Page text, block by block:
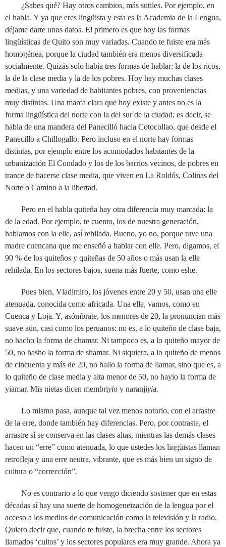
¿Sabes qué? Hay otros cambios, más sutiles. Por ejemplo, en
el habla. Y ya que eres lingüista y esta es la Academia de la Lengua,
déjame darte unos datos. El primero es que hoy las formas
lingüísticas de Quito son muy variadas. Cuando te fuiste era más
homogénea, porque la ciudad también era menos diversificada
socialmente. Quizás solo había tres formas de hablar: la de los ricos,
la de la clase media y la de los pobres. Hoy hay muchas clases
medias, y una variedad de habitantes pobres, con proveniencias
muy distintas. Una marca clara que hoy existe y antes no es la
forma lingüística del norte con la del sur de la ciudad; es decir, se
habla de una mandera del Panecilló hacia Cotocollao, que desde el
Panecillo a Chillogallo. Pero incluso en el norte hay formas
distintas, por ejemplo entre los acomodados habitantes de la
urbanización El Condado y los de los barrios vecinos, de pobres en
trance de hacerse clase media, que viven en La Roldós, Colinas del
Norte o Camino a la libertad.
Pero en el habla quiteña hay otra diferencia muy marcada: la
de la edad. Por ejemplo, te cuento, los de nuestra generación,
hablamos con la elle, así rehilada. Bueno, yo no, porque tuve una
madre cuencana que me enseñó a hablar con elle. Pero, digamos, el
90 % de los quiteños y quiteñas de 50 años o más usan la elle
rehilada. En los sectores bajos, suena más fuerte, como eshe.
Pues bien, Vladimiro, los jóvenes entre 20 y 50, usan una elle
atenuada, conocida como africada. Una elle, vamos, como en
Cuenca y Loja. Y, asómbrate, los menores de 20, la pronuncian más
suave aún, casi como los peruanos: no es, a lo quiteño de clase baja,
no hacho la forma de chamar. Ni tampoco es, a lo quiteño mayor de
50, no hasho la forma de shamar. Ni siquiera, a lo quiteño de menos
de cincuenta y más de 20, no hallo la forma de llamar, sino que es, a
lo quiteño de clase media y alta menor de 50, no hayio la forma de
yiamar. Mis nietas dicen membriyio y naranjiyia.
Lo mismo pasa, aunque tal vez menos notorio, con el arrastre
de la erre, donde también hay diferencias. Pero, por contraste, el
arrastre sí se conserva en las clases altas, mientras las demás clases
hacen un “erre” como atenuada, lo que ustedes los lingüistas llaman
retrofleja y una erre neutra, vibrante, que es más bien un signo de
cultura o “corrección”.
No es contrario a lo que vengo diciendo sostener que en estas
décadas sí hay una suerte de homogeneización de la lengua por el
acceso a los medios de comunicación como la televisión y la radio.
Quiero decir que, cuando te fuiste, la brecha entre los sectores
llamados ‘cultos’ y los sectores populares era muy grande. Ahora ya